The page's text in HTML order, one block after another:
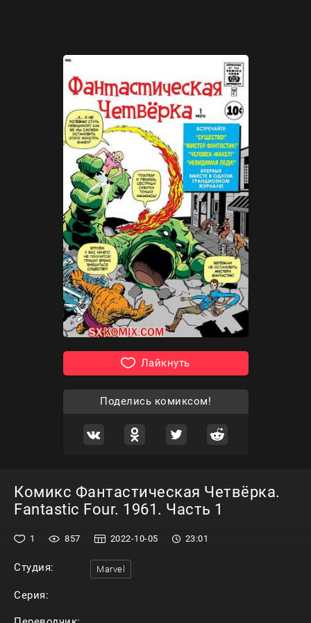
Лайкнуть
Поделись комиксом!
Комикс Фантастическая Четвёрка.
Fantastic Four. 1961. Часть 1
1 857 2022-10-05 23:01
Студия: Marvel
Серия: